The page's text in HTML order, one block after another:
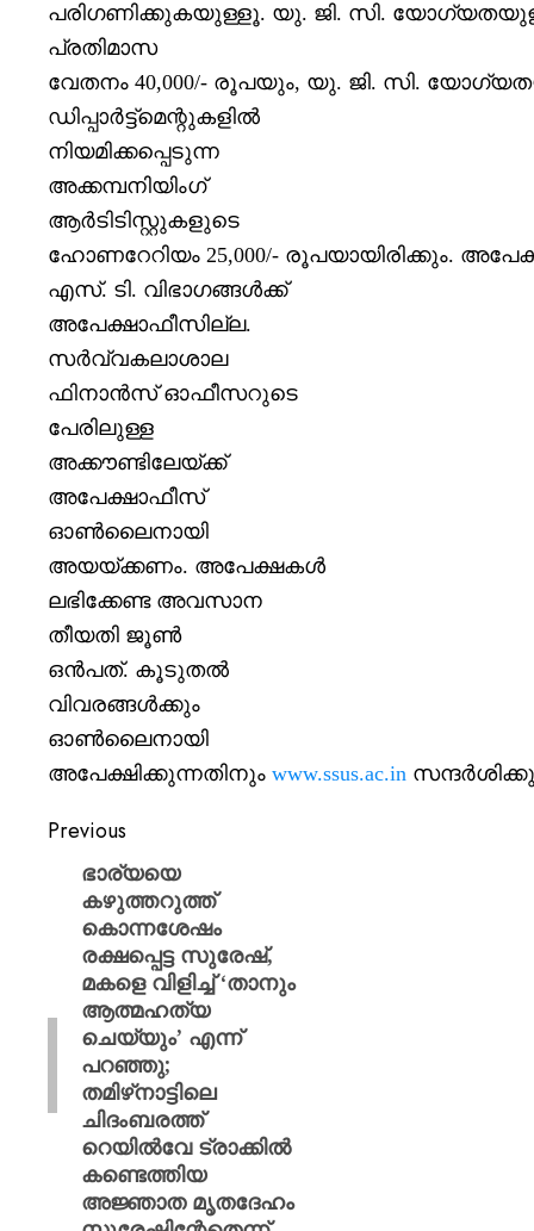
പരിഗണിക്കുകയുള്ളൂ. യു. ജി. സി.
പ്രതിമാസ
വേതനം 40,000/- രൂപയും, യു. ജി. സി.
ഡിപ്പാര്‍ട്ട്മെന്റുകളില്‍
നിയമിക്കപ്പെടുന്ന
അക്കമ്പനിയിംഗ്
ആര്‍ടിടിസ്റ്റുകളുടെ
ഹോണറേറിയം 25,000/- രൂപയായിരിക്കും.
എസ്. ടി. വിഭാഗങ്ങള്‍ക്ക്
അപേക്ഷാഫീസില്ല.
സര്‍വ്വകലാശാല
ഫിനാന്‍സ് ഓഫീസറുടെ
പേരിലുള്ള
അക്കൗണ്ടിലേയ്ക്ക്
അപേക്ഷാഫീസ്
ഓണ്‍ലൈനായി
അയയ്ക്കണം. അപേക്ഷകള്‍
ലഭിക്കേണ്ട അവസാന
തീയതി ജൂണ്‍
ഒന്‍പത്. കൂടുതല്‍
വിവരങ്ങള്‍ക്കും
ഓണ്‍ലൈനായി
അപേക്ഷിക്കുന്നതിനും www.ssus.ac.in
Previous
ഭാര്യയെ
കഴുത്തറുത്ത്
കൊന്നശേഷം
രക്ഷപ്പെട്ട സുരേഷ്,
മകളെ വിളിച്ച് ‘താനും
ആത്മഹത്യ
ചെയ്യും’ എന്ന്
പറഞ്ഞു;
തമിഴ്‌നാട്ടിലെ
ചിദംബരത്ത്
റെയിൽവേ ട്രാക്കിൽ
കണ്ടെത്തിയ
അജ്ഞാത മൃതദേഹം